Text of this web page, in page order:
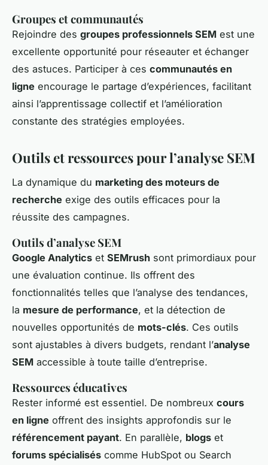
Groupes et communautés
Rejoindre des groupes professionnels SEM est une
excellente opportunité pour réseauter et échanger
des astuces. Participer à ces communautés en
ligne encourage le partage d’expériences, facilitant
ainsi l’apprentissage collectif et l’amélioration
constante des stratégies employées.
Outils et ressources pour l’analyse SEM
La dynamique du marketing des moteurs de
recherche exige des outils efficaces pour la
réussite des campagnes.
Outils d’analyse SEM
Google Analytics et SEMrush sont primordiaux pour
une évaluation continue. Ils offrent des
fonctionnalités telles que l’analyse des tendances,
la mesure de performance, et la détection de
nouvelles opportunités de mots-clés. Ces outils
sont ajustables à divers budgets, rendant l’analyse
SEM accessible à toute taille d’entreprise.
Ressources éducatives
Rester informé est essentiel. De nombreux cours
en ligne offrent des insights approfondis sur le
référencement payant. En parallèle, blogs et
forums spécialisés comme HubSpot ou Search